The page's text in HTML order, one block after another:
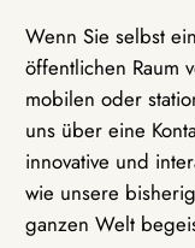
Wenn Sie selbst
öffentlichen Raum
mobilen oder
uns über eine
innovative und
wie unsere
ganzen Welt